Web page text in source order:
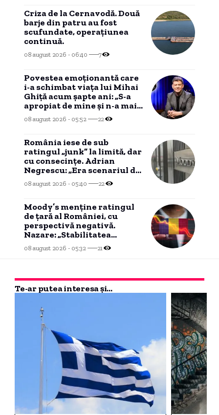
Criza de la Cernavodă. Două
barje din patru au fost
scufundate, operațiunea
continuă.
08 august 2026 - 06:40 7
Povestea emoționantă care
i-a schimbat viața lui Mihai
Ghiță acum șapte ani: „S-a
apropiat de mine și n-a mai
plecat”
08 august 2026 - 05:52 22
România iese de sub
ratingul „junk” la limită, dar
cu consecințe. Adrian
Negrescu: „Era scenariul de
bază, nu am câștigat nimic”
08 august 2026 - 05:40 22
Moody’s menține ratingul
de țară al României, cu
perspectivă negativă.
Nazare: „Stabilitatea
politică este atent
monitorizată”
08 august 2026 - 05:32 21
Te-ar putea interesa și...